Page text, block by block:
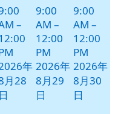
–
年
月28
日
9:00
AM –
12:00
PM
2026年
8月29
日
9:00
AM –
12:00
PM
2026年
8月30
日